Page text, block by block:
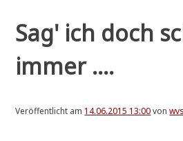
Sag' ich doch
immer ....
Veröffentlicht am 14.06.2015 13:00vonwvs